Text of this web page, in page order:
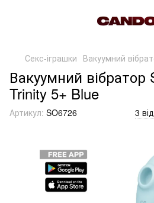
Секс-іграшки Вакуумний
Вакуумний вібратор
Trinity 5+ Blue
Артикул: SO6726 3